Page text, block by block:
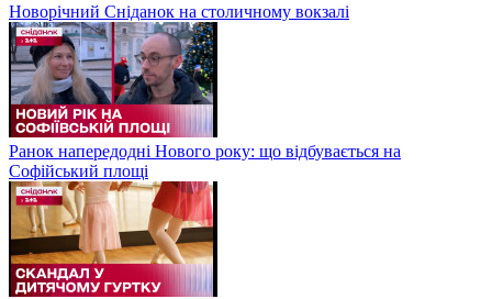
Новорічний Сніданок на столичному вокзалі
Ранок напередодні Нового року: що відбувається на
Софійський площі